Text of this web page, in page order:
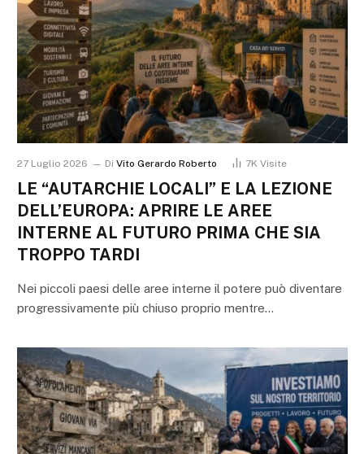
27 Luglio 2026 Di Vito Gerardo Roberto 7K Visite
LE “AUTARCHIE LOCALI” E LA LEZIONE
DELL’EUROPA: APRIRE LE AREE
INTERNE AL FUTURO PRIMA CHE SIA
TROPPO TARDI
Nei piccoli paesi delle aree interne il potere può diventare
progressivamente più chiuso proprio mentre…